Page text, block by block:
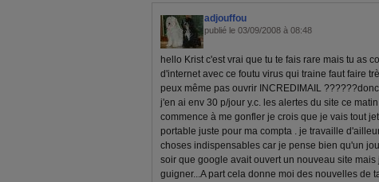
adjouffou
publié le 03/09/2008 à 08:48
hello Krist c'est vrai que tu te fais rare mais tu as
d'internet avec ce foutu virus qui traine faut faire
peux même pas ouvrir INCREDIMAIL
j'en ai env 30 p/jour y.c. les alertes du site ce
commence à me gonfler je crois que je vais tout
portable juste pour ma compta . je travaille
choses indispensables car je pense bien qu'un
soir que google avait ouvert un nouveau site
guigner...A part cela donne moi des nouvelles de